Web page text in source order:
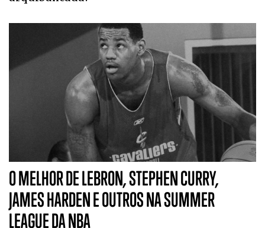
O MELHOR DE LEBRON, STEPHEN CURRY,
JAMES HARDEN E OUTROS NA SUMMER
LEAGUE DA NBA